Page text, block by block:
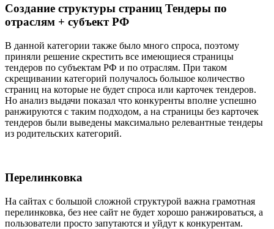
Создание структуры страниц Тендеры по
отраслям + субъект РФ
В данной категории также было много спроса, поэтому
приняли решение скрестить все имеющиеся страницы
тендеров по субъектам РФ и по отраслям. При таком
скрещивании категорий получалось большое количество
страниц на которые не будет спроса или карточек тендеров.
Но анализ выдачи показал что конкуренты вполне успешно
ранжируются с таким подходом, а на страницы без карточек
тендеров были выведены максимально релевантные тендеры
из родительских категорий.
Перелинковка
На сайтах с большой сложной структурой важна грамотная
перелинковка, без нее сайт не будет хорошо ранжироваться, а
пользователи просто запутаются и уйдут к конкурентам.